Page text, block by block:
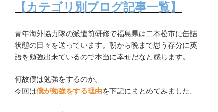
【カテゴリ別ブログ記事一覧】
青年海外協力隊の派遣前研修で福島県は二本松市に缶詰
状態の日々を送っています。朝から晩まで思う存分に英
語を勉強出来ているので本当に幸せだなと感じます。
何故僕は勉強をするのか。
今回は僕が勉強をする理由を下記にまとめてみました。